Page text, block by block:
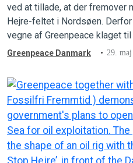
ved at tillade, at der fremover
Hejre-feltet i Nordsøen.
vegne af Greenpeace klaget
Greenpeace Danmark 29.